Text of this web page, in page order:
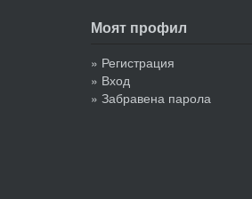
Моят профил
» Регистрация
» Вход
» Забравена парола